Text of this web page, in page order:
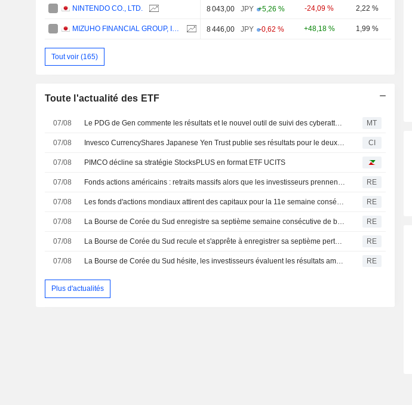
NINTENDO CO., LTD. 8 043,00 JPY +5,26 % -24,09 % 2,22 %
MIZUHO FINANCIAL GROUP, INC. 8 446,00 JPY -0,62 % +48,18 % 1,99 %
Tout voir (165)
Toute l'actualité des ETF
07/08 Le PDG de Gen commente les résultats et le nouvel outil de suivi des cyberattaques MT
07/08 Invesco CurrencyShares Japanese Yen Trust publie ses résultats pour le deuxième trimestre et le premier semestre clos le 30 juin 2026 CI
07/08 PIMCO décline sa stratégie StocksPLUS en format ETF UCITS
07/08 Fonds actions américains : retraits massifs alors que les investisseurs prennent leurs bénéfices avant les chiffres de l'emploi RE
07/08 Les fonds d'actions mondiaux attirent des capitaux pour la 11e semaine consécutive, portés par des résultats d'entreprises encourageants RE
07/08 La Bourse de Corée du Sud enregistre sa septième semaine consécutive de baisse, plombée par les doutes sur l'IA et les puces RE
07/08 La Bourse de Corée du Sud recule et s'apprête à enregistrer sa septième perte hebdomadaire consécutive RE
07/08 La Bourse de Corée du Sud hésite, les investisseurs évaluent les résultats américains RE
Plus d'actualités